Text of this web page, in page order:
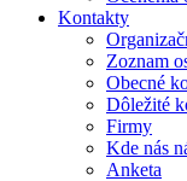
Kontakty
Zoznam
Obecné
Dôležité
Firmy
Kde nás
Anketa